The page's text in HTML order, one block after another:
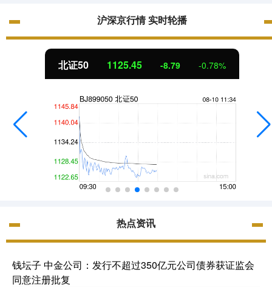
沪深京行情 实时轮播
创业板指 3485.44 -77.68 -2.18%
热点资讯
钱坛子 中金公司：发行不超过350亿元公司债券获证监会
同意注册批复